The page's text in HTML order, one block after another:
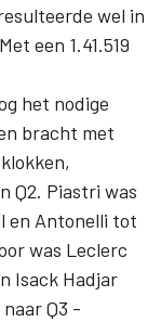
wel in
een 1.41.519
het nodige
bracht met
Q2. Piastri was
en Antonelli tot
was Leclerc
Isack Hadjar
Q3 -